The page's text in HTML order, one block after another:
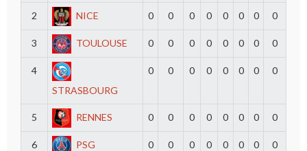
2 NICE 0 0 0 0 0 0 0 0
3 TOULOUSE 0 0 0 0 0 0 0 0
4
STRASBOURG
0 0 0 0 0 0 0 0
5 RENNES 0 0 0 0 0 0 0 0
6 PSG 0 0 0 0 0 0 0 0